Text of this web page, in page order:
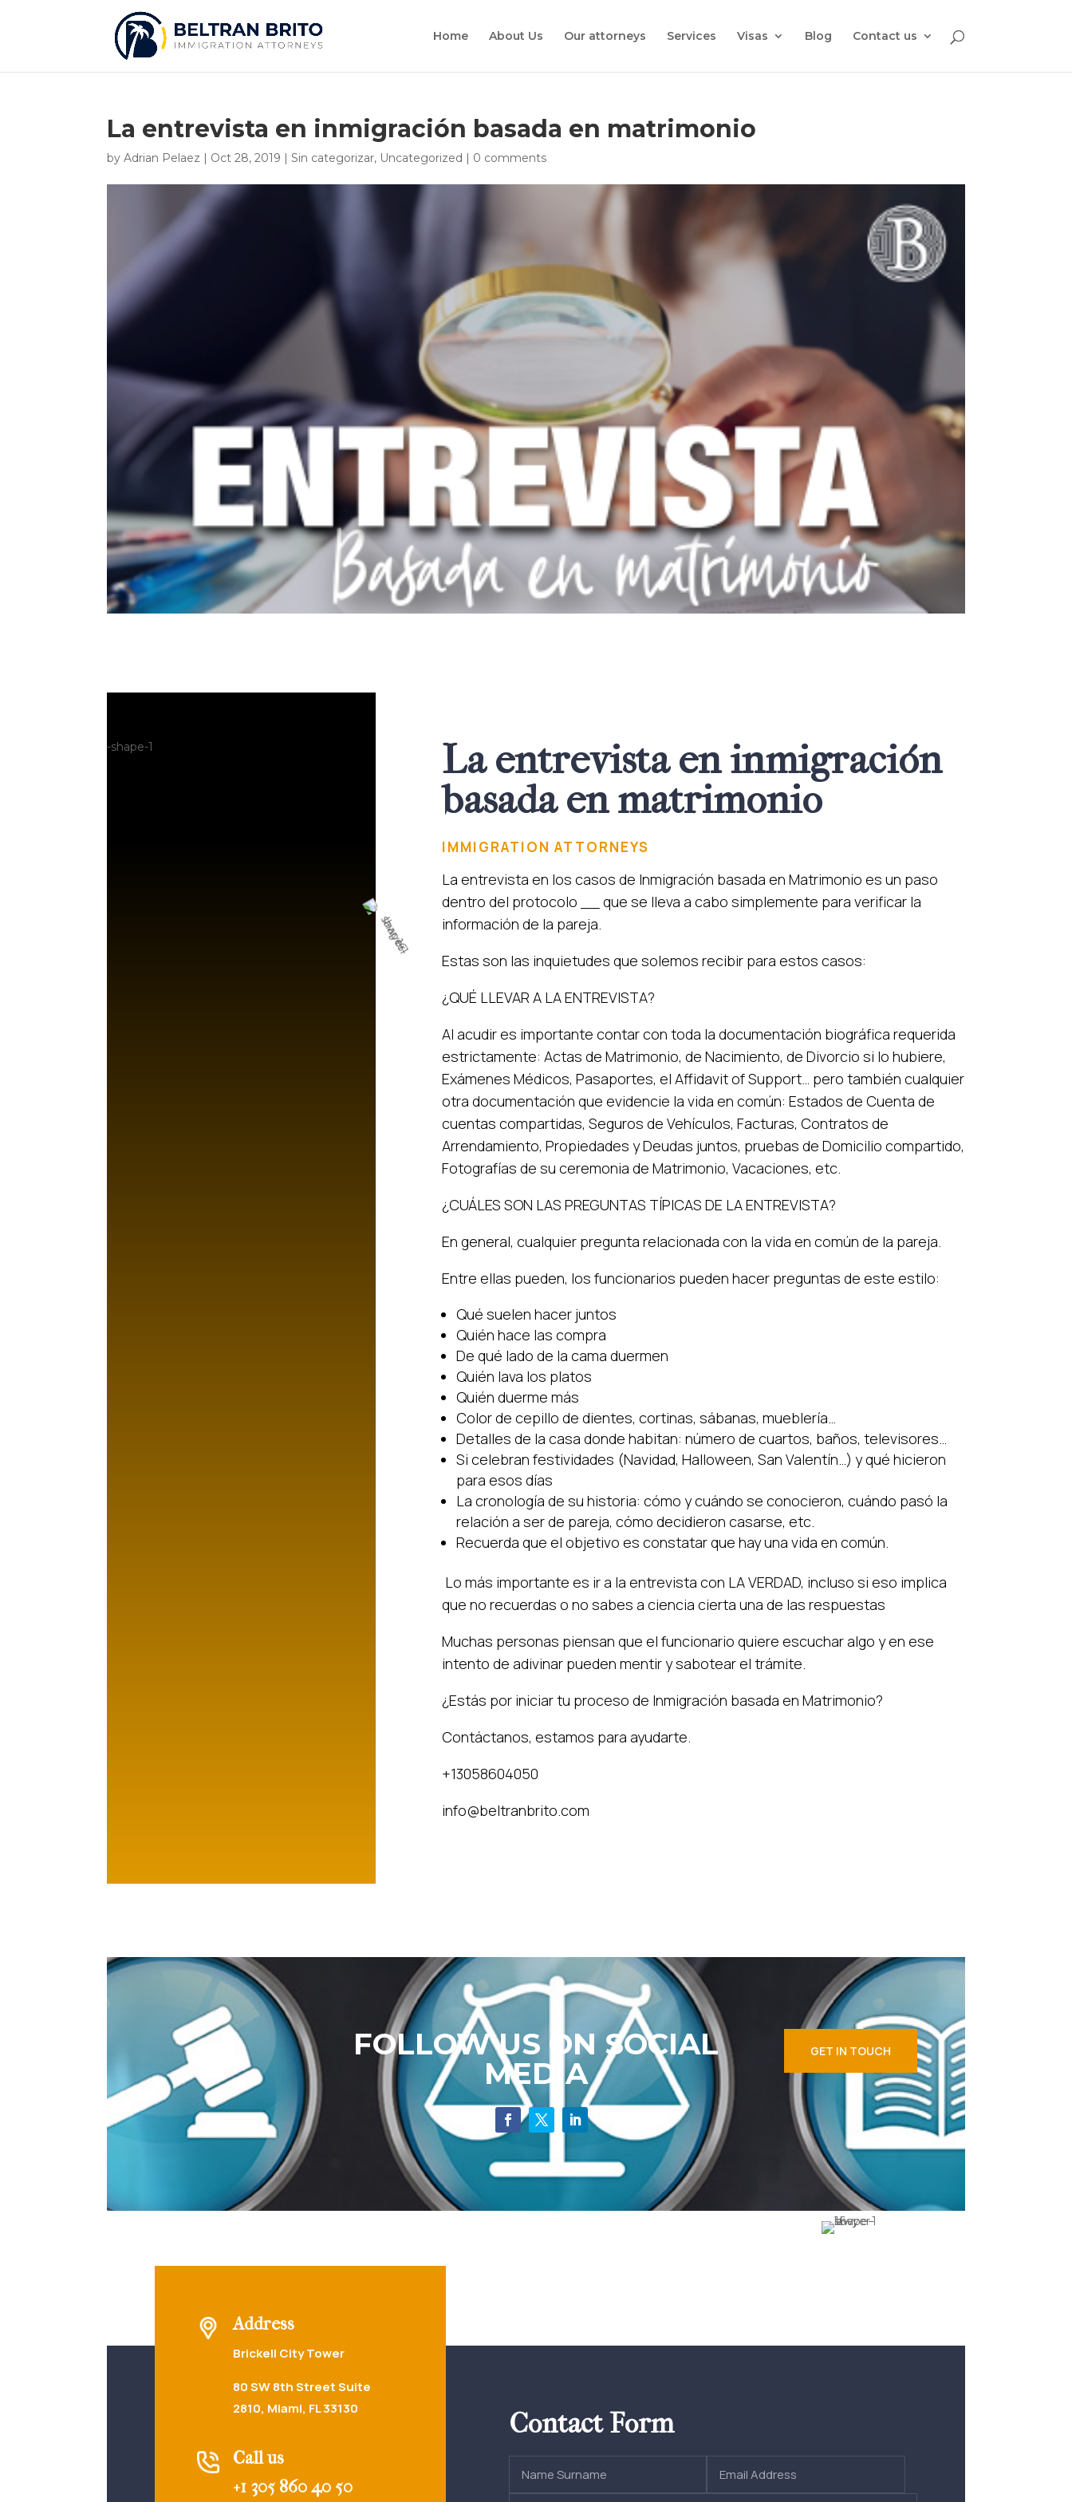
Home About Us Our attorneys Services Visas Blog Contact us
La entrevista en inmigración basada en matrimonio
byAdrian Pelaez | Oct 28, 2019 |Sin categorizar, Uncategorized | 0 comments
La entrevista en inmigración
basada en matrimonio
IMMIGRATION ATTORNEYS
La entrevista en los casos de Inmigración basada en Matrimonio es un paso
dentro del protocolo __ que se lleva a cabo simplemente para verificar la
información de la pareja.
Estas son las inquietudes que solemos recibir para estos casos:
¿QUÉ LLEVAR A LA ENTREVISTA?
Al acudir es importante contar con toda la documentación biográfica requerida
estrictamente: Actas de Matrimonio, de Nacimiento, de Divorcio si lo hubiere,
Exámenes Médicos, Pasaportes, el Affidavit of Support… pero también cualquier
otra documentación que evidencie la vida en común: Estados de Cuenta de
cuentas compartidas, Seguros de Vehículos, Facturas, Contratos de
Arrendamiento, Propiedades y Deudas juntos, pruebas de Domicilio compartido,
Fotografías de su ceremonia de Matrimonio, Vacaciones, etc.
¿CUÁLES SON LAS PREGUNTAS TÍPICAS DE LA ENTREVISTA?
En general, cualquier pregunta relacionada con la vida en común de la pareja.
Entre ellas pueden, los funcionarios pueden hacer preguntas de este estilo:
Qué suelen hacer juntos
Quién hace las compra
De qué lado de la cama duermen
Quién lava los platos
Quién duerme más
Color de cepillo de dientes, cortinas, sábanas, mueblería…
Detalles de la casa donde habitan: número de cuartos, baños, televisores…
Si celebran festividades (Navidad, Halloween, San Valentín…) y qué hicieron
para esos días
La cronología de su historia: cómo y cuándo se conocieron, cuándo pasó la
relación a ser de pareja, cómo decidieron casarse, etc.
Recuerda que el objetivo es constatar que hay una vida en común.
Lo más importante es ir a la entrevista con LA VERDAD, incluso si eso implica
que no recuerdas o no sabes a ciencia cierta una de las respuestas
Muchas personas piensan que el funcionario quiere escuchar algo y en ese
intento de adivinar pueden mentir y sabotear el trámite.
¿Estás por iniciar tu proceso de Inmigración basada en Matrimonio?
Contáctanos, estamos para ayudarte.
+13058604050
info@beltranbrito.com
FOLLOW US ON SOCIAL
MEDIA
GET IN TOUCH
Address
Brickell City Tower
80 SW 8th Street Suite
2810, Miami, FL 33130
Call us
+1 305 860 40 50
Contact Form